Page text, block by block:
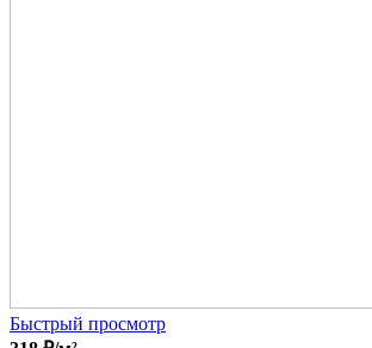
Быстрый просмотр